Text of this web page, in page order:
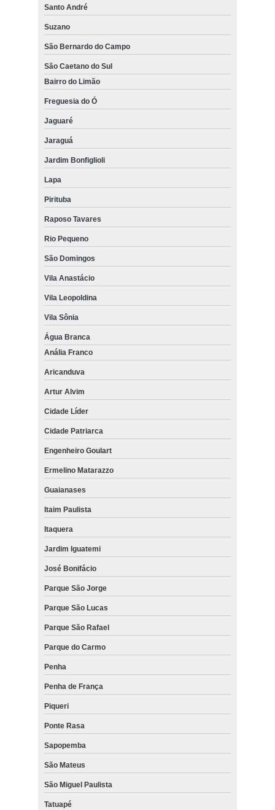
Santo André
Suzano
São Bernardo do Campo
São Caetano do Sul
Bairro do Limão
Freguesia do Ó
Jaguaré
Jaraguá
Jardim Bonfiglioli
Lapa
Pirituba
Raposo Tavares
Rio Pequeno
São Domingos
Vila Anastácio
Vila Leopoldina
Vila Sônia
Água Branca
Anália Franco
Aricanduva
Artur Alvim
Cidade Líder
Cidade Patriarca
Engenheiro Goulart
Ermelino Matarazzo
Guaianases
Itaim Paulista
Itaquera
Jardim Iguatemi
José Bonifácio
Parque São Jorge
Parque São Lucas
Parque São Rafael
Parque do Carmo
Penha
Penha de França
Piqueri
Ponte Rasa
Sapopemba
São Mateus
São Miguel Paulista
Tatuapé